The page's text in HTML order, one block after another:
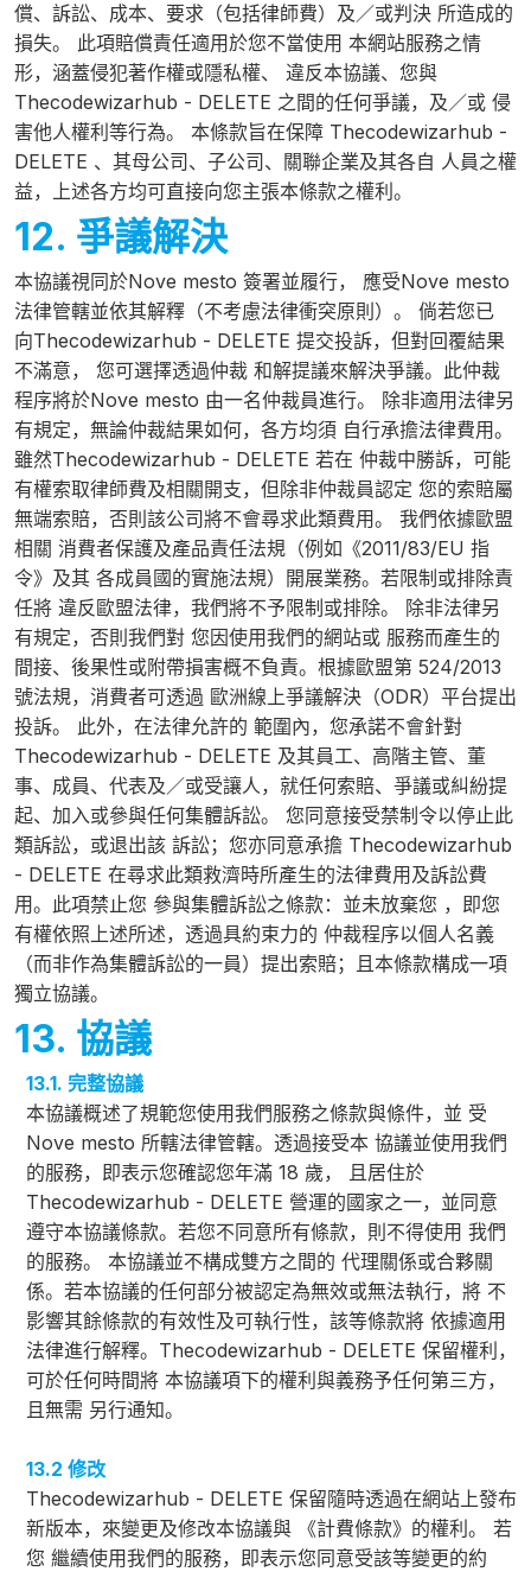
償、訴訟、成本、要求（包括律師費）及／或判決 所造成的
損失。 此項賠償責任適用於您不當使用 本網站服務之情
形，涵蓋侵犯著作權或隱私權、 違反本協議、您與
Thecodewizarhub - DELETE 之間的任何爭議，及／或 侵
害他人權利等行為。 本條款旨在保障 Thecodewizarhub -
DELETE 、其母公司、子公司、關聯企業及其各自 人員之權
益，上述各方均可直接向您主張本條款之權利。
12. 爭議解決
本協議視同於Nove mesto 簽署並履行， 應受Nove mesto
法律管轄並依其解釋（不考慮法律衝突原則）。 倘若您已
向Thecodewizarhub - DELETE 提交投訴，但對回覆結果
不滿意， 您可選擇透過仲裁 和解提議來解決爭議。此仲裁
程序將於Nove mesto 由一名仲裁員進行。 除非適用法律另
有規定，無論仲裁結果如何，各方均須 自行承擔法律費用。
雖然Thecodewizarhub - DELETE 若在 仲裁中勝訴，可能
有權索取律師費及相關開支，但除非仲裁員認定 您的索賠屬
無端索賠，否則該公司將不會尋求此類費用。 我們依據歐盟
相關 消費者保護及產品責任法規（例如《2011/83/EU 指
令》及其 各成員國的實施法規）開展業務。若限制或排除責
任將 違反歐盟法律，我們將不予限制或排除。 除非法律另
有規定，否則我們對 您因使用我們的網站或 服務而產生的
間接、後果性或附帶損害概不負責。根據歐盟第 524/2013
號法規，消費者可透過 歐洲線上爭議解決（ODR）平台提出
投訴。 此外，在法律允許的 範圍內，您承諾不會針對
Thecodewizarhub - DELETE 及其員工、高階主管、董
事、成員、代表及／或受讓人，就任何索賠、爭議或糾紛提
起、加入或參與任何集體訴訟。 您同意接受禁制令以停止此
類訴訟，或退出該 訴訟；您亦同意承擔 Thecodewizarhub
- DELETE 在尋求此類救濟時所產生的法律費用及訴訟費
用。此項禁止您 參與集體訴訟之條款：並未放棄您 ，即您
有權依照上述所述，透過具約束力的 仲裁程序以個人名義
（而非作為集體訴訟的一員）提出索賠；且本條款構成一項
獨立協議。
13. 協議
13.1. 完整協議
本協議概述了規範您使用我們服務之條款與條件，並 受
Nove mesto 所轄法律管轄。透過接受本 協議並使用我們
的服務，即表示您確認您年滿 18 歲， 且居住於
Thecodewizarhub - DELETE 營運的國家之一，並同意
遵守本協議條款。若您不同意所有條款，則不得使用 我們
的服務。 本協議並不構成雙方之間的 代理關係或合夥關
係。若本協議的任何部分被認定為無效或無法執行，將 不
影響其餘條款的有效性及可執行性，該等條款將 依據適用
法律進行解釋。Thecodewizarhub - DELETE 保留權利，
可於任何時間將 本協議項下的權利與義務予任何第三方，
且無需 另行通知。
13.2 修改
Thecodewizarhub - DELETE 保留隨時透過在網站上發布
新版本，來變更及修改本協議與 《計費條款》的權利。 若
您 繼續使用我們的服務，即表示您同意受該等變更的約